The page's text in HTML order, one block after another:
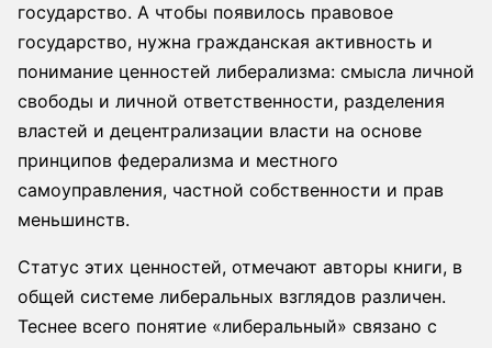
государство. А чтобы появилось правовое
государство, нужна гражданская активность и
понимание ценностей либерализма: смысла личной
свободы и личной ответственности, разделения
властей и децентрализации власти на основе
принципов федерализма и местного
самоуправления, частной собственности и прав
меньшинств.
Статус этих ценностей, отмечают авторы книги, в
общей системе либеральных взглядов различен.
Теснее всего понятие «либеральный» связано с